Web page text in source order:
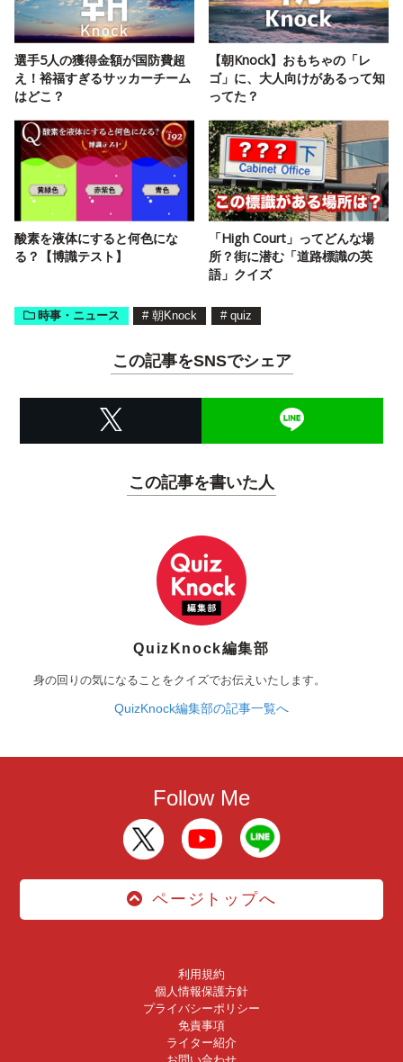
選手5人の獲得金額が国防費超
え！裕福すぎるサッカーチーム
はどこ？
【朝Knock】おもちゃの「レ
ゴ」に、大人向けがあるって知
ってた？
酸素を液体にすると何色にな
る？【博識テスト】
「High Court」ってどんな場
所？街に潜む「道路標識の英
語」クイズ
時事・ニュース # 朝Knock # quiz
この記事をSNSでシェア
この記事を書いた人
QuizKnock編集部
身の回りの気になることをクイズでお伝えいたします。
QuizKnock編集部の記事一覧へ
Follow Me
ページトップへ
利用規約
個人情報保護方針
プライバシーポリシー
免責事項
ライター紹介